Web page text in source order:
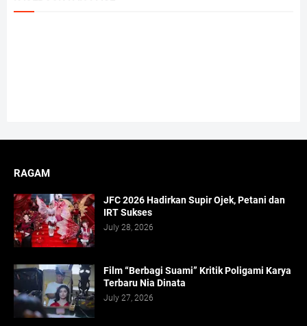
RAGAM
JFC 2026 Hadirkan Supir Ojek, Petani dan
IRT Sukses
July 28, 2026
Film “Berbagi Suami” Kritik Poligami Karya
Terbaru Nia Dinata
July 27, 2026